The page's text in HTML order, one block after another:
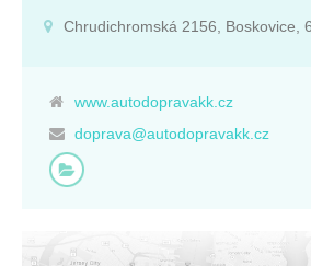
Chrudichromská 2156, Boskovice,
www.autodopravakk.cz
doprava@autodopravakk.cz